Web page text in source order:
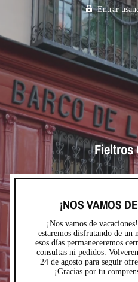
Entrar
Fieltros
¡NOS VAMOS
¡Nos vamos de
estaremos disfrutando de un
esos días permaneceremos
consultas ni pedidos.
24 de agosto para seguir
¡Gracias por tu